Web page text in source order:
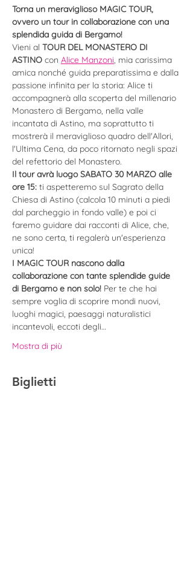
Torna un meraviglioso MAGIC TOUR,
ovvero un tour in collaborazione con una
splendida guida di Bergamo!
Vieni al TOUR DEL MONASTERO DI
ASTINO con Alice Manzoni, mia carissima
amica nonché guida preparatissima e dalla
passione infinita per la storia: Alice ti
accompagnerà alla scoperta del millenario
Monastero di Bergamo, nella valle
incantata di Astino, ma soprattutto ti
mostrerà il meraviglioso quadro dell'Allori,
l'Ultima Cena, da poco ritornato negli spazi
del refettorio del Monastero.
Il tour avrà luogo SABATO 30 MARZO alle
ore 15: ti aspetteremo sul Sagrato della
Chiesa di Astino (calcola 10 minuti a piedi
dal parcheggio in fondo valle) e poi ci
faremo guidare dai racconti di Alice, che,
ne sono certa, ti regalerà un'esperienza
unica!
I MAGIC TOUR nascono dalla
collaborazione con tante splendide guide
di Bergamo e non solo! Per te che hai
sempre voglia di scoprire mondi nuovi,
luoghi magici, paesaggi naturalistici
incantevoli, eccoti degli…
Mostra di più
Biglietti